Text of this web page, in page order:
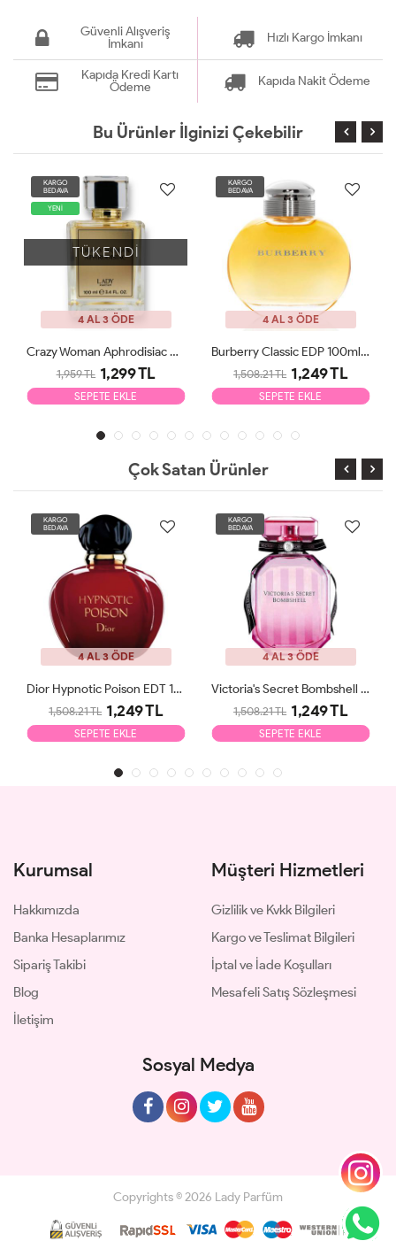
Güvenli Alışveriş
İmkanı
Hızlı Kargo İmkanı
Kapıda Kredi Kartı
Ödeme
Kapıda Nakit Ödeme
Bu Ürünler İlginizi Çekebilir
KARGO
BEDAVA
YENİ
4 AL 3 ÖDE
TÜKENDİ
Crazy Woman Aphrodisiac EDP 100ml Kadın Parfüm
1,959 TL 1,299 TL
SEPETE EKLE
KARGO
BEDAVA
4 AL 3 ÖDE
Burberry Classic EDP 100ml Kadın Parfüm Tester
1,508.21 TL 1,249 TL
SEPETE EKLE
Çok Satan Ürünler
KARGO
BEDAVA
4 AL 3 ÖDE
Dior Hypnotic Poison EDT 100ml Kadın Parfüm Tester
1,508.21 TL 1,249 TL
SEPETE EKLE
KARGO
BEDAVA
4 AL 3 ÖDE
Victoria's Secret Bombshell EDP 100ml Kadın Parfüm Tester
1,508.21 TL 1,249 TL
SEPETE EKLE
Kurumsal
Hakkımızda
Banka Hesaplarımız
Sipariş Takibi
Blog
İletişim
Müşteri Hizmetleri
Gizlilik ve Kvkk Bilgileri
Kargo ve Teslimat Bilgileri
İptal ve İade Koşulları
Mesafeli Satış Sözleşmesi
Sosyal Medya
Copyrights © 2026 Lady Parfüm